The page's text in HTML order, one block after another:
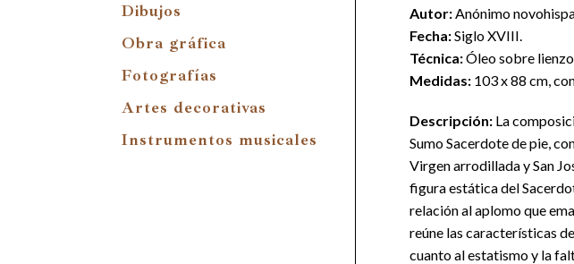
Dibujos
Obra gráfica
Fotografías
Artes decorativas
Instrumentos musicales
Autor:Anónimo
Fecha:Siglo XVIII.
Técnica:Óleo sobre
Medidas: 103 x 88 cm,
Descripción: La
Sumo Sacerdote de pie,
Virgen arrodillada y San
figura estática del
relación al aplomo que
reúne las características
cuanto al estatismo y la